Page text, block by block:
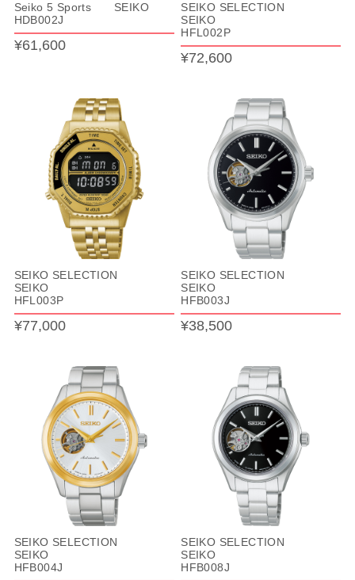
Seiko 5 Sports SEIKO
HDB002J
¥61,600
SEIKO SELECTION
SEIKO
HFL002P
¥72,600
SEIKO SELECTION
SEIKO
HFL003P
¥77,000
SEIKO SELECTION
SEIKO
HFB003J
¥38,500
SEIKO SELECTION
SEIKO
HFB004J
SEIKO SELECTION
SEIKO
HFB008J